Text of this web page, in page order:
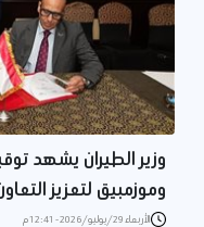
وزير الطيران يشهد
وموزمبيق لتعزيز
الأربعاء 29/يوليو/2026 - 12:41 م